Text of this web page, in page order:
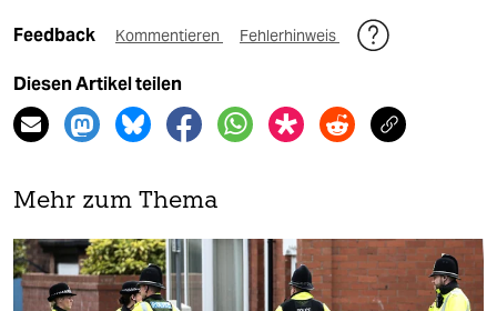
Feedback Kommentieren Fehlerhinweis
Diesen Artikel teilen
Mehr zum Thema